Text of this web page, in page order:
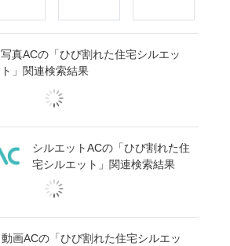
写真ACの「ひび割れた住宅シルエッ
ト」関連検索結果
シルエットACの「ひび割れた住
宅シルエット」関連検索結果
動画ACの「ひび割れた住宅シルエッ